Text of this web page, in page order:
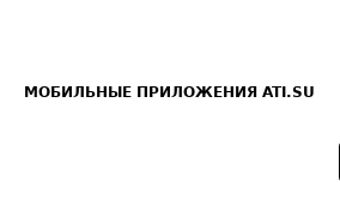
МОБИЛЬНЫЕ ПРИЛОЖЕНИЯ ATI.SU